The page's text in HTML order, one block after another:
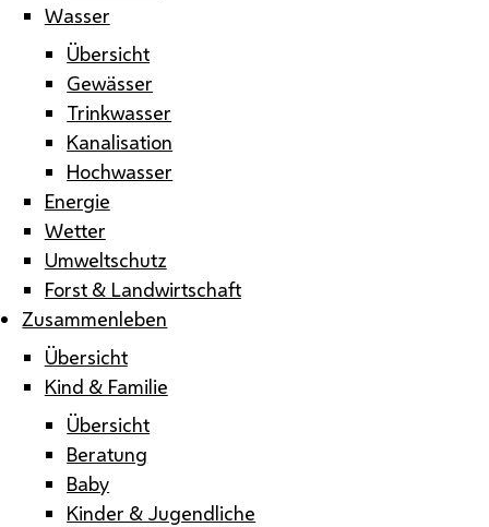
Wasser
Übersicht
Gewässer
Trinkwasser
Kanalisation
Hochwasser
Energie
Wetter
Umweltschutz
Forst & Landwirtschaft
Zusammenleben
Übersicht
Kind & Familie
Übersicht
Beratung
Baby
Kinder & Jugendliche